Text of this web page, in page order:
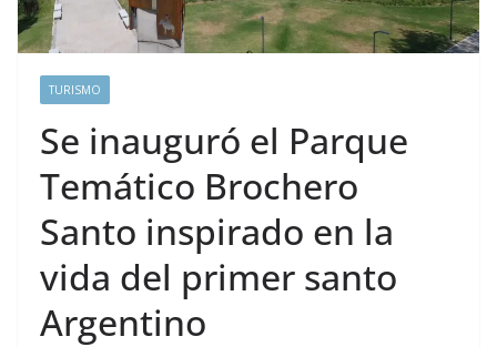
TURISMO
Se inauguró el Parque
Temático Brochero
Santo inspirado en la
vida del primer santo
Argentino